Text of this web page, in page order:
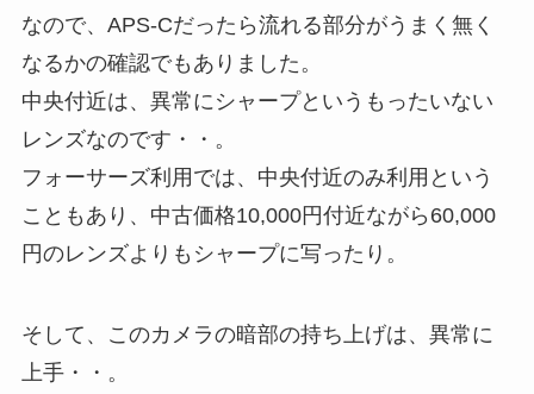
なので、APS-Cだったら流れる部分がうまく無く
なるかの確認でもありました。
中央付近は、異常にシャープというもったいない
レンズなのです・・。
フォーサーズ利用では、中央付近のみ利用という
こともあり、中古価格10,000円付近ながら60,000
円のレンズよりもシャープに写ったり。
そして、このカメラの暗部の持ち上げは、異常に
上手・・。